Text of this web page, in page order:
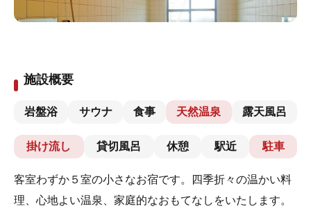
施設概要
岩盤浴 サウナ 食事 天然温泉 露天風呂
掛け流し 貸切風呂 休憩 駅近 駐車
客室わずか５室の小さなお宿です。四季折々の温かい料
理、心地よい温泉、家庭的なおもてなしをいたします。